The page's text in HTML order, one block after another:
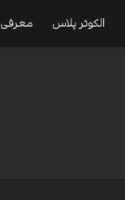
الکوثر پلاس معرفی